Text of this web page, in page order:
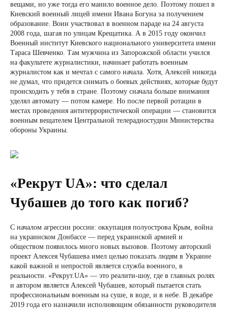
вещами, но уже тогда его манило военное дело. Поэтому пошел в
Киевский военный лицей имени Ивана Богуна за получением
образование. Воин участвовал в военном параде на 24 августа
2008 года, шагая по улицам Крещатика. А в 2015 году окончил
Военный институт Киевского национального университета имени
Тараса Шевченко. Там мужчина из Запорожской области учился
на факультете журналистики, начинает работать военным
журналистом как и мечтал с самого начала. Хотя, Алексей никогда
не думал, что придется снимать о боевых действиях, которые будут
происходить у тебя в стране. Поэтому сначала больше внимания
уделял автомату — потом камере. Но после первой ротации в
местах проведения антитеррористической операции — становится
военным вещателем Центральной телерадиостудии Министерства
обороны Украины.
«Рекрут UA»: что сделал
Чубашев до того как погиб?
С началом агрессии россии: оккупация полуострова Крым, война
на украинском Донбассе — перед украинской армией и
обществом появилось много новых вызовов. Поэтому авторский
проект Алексея Чубашева имел целью показать людям в Украине
какой важной и непростой является служба военного, в
реальности. «Рекрут.UA» — это реалити-шоу, где в главных ролях
и автором является Алексей Чубашев, который пытается стать
профессиональным военным на суше, в воде, и в небе. В декабре
2019 года его назначили исполняющим обязанности руководителя